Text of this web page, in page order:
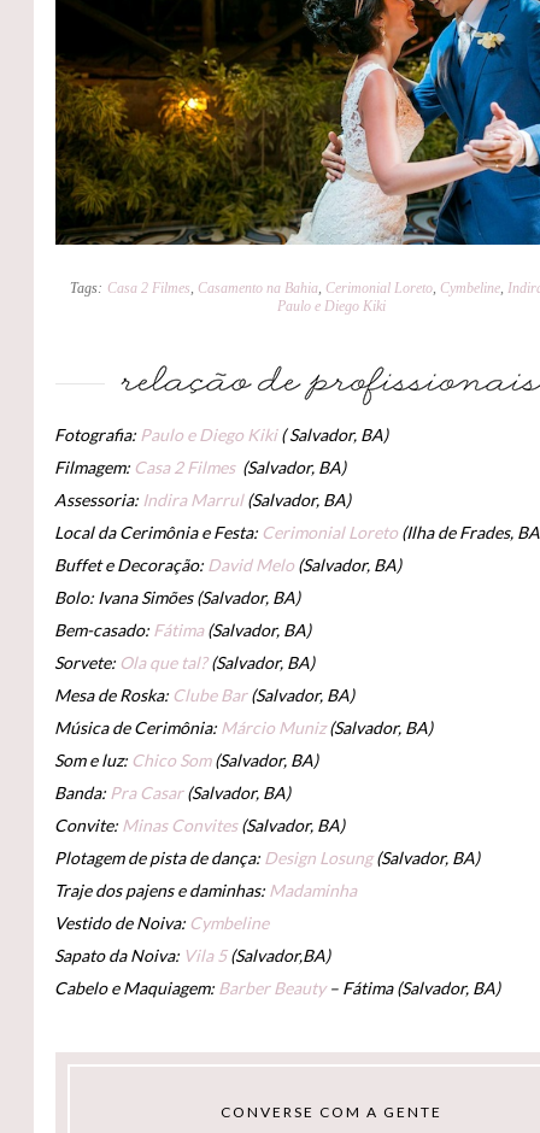
Tags: Casa 2 Filmes Casamento na Bahia Cerimonial Loreto Cymbeline
Paulo e Diego Kiki
Fotografia: Paulo e Diego Kiki( Salvador, BA)
Filmagem: Casa 2 Filmes (Salvador, BA)
Assessoria: Indira Marrul(Salvador, BA)
Local da Cerimônia e Festa: Cerimonial Loreto (Ilha de Frades,
Buffet e Decoração: David Melo (Salvador, BA)
Bolo: Ivana Simões (Salvador, BA)
Bem-casado: Fátima(Salvador, BA)
Sorvete: Ola que tal?(Salvador, BA)
Mesa de Roska: Clube Bar(Salvador, BA)
Música de Cerimônia: Márcio Muniz(Salvador, BA)
Som e luz: Chico Som(Salvador, BA)
Banda: Pra Casar(Salvador, BA)
Convite: Minas Convites(Salvador, BA)
Plotagem de pista de dança: Design Losung(Salvador, BA)
Traje dos pajens e daminhas: Madaminha
Vestido de Noiva: Cymbeline
Sapato da Noiva: Vila 5(Salvador,BA)
Cabelo e Maquiagem: Barber Beauty– Fátima (Salvador, BA)
CONVERSE COM A GENTE